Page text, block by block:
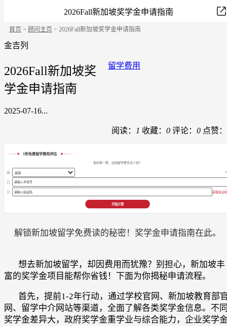
2026Fall新加坡奖学金申请指南
首页 > 顾问主页 > 2026Fall新加坡奖学金申请指南
金吉列
留学费用
2026Fall新加坡奖
学金申请指南
2025-07-16...
阅读： 1 收藏： 0 评论： 0 点赞：
3秒免费留学费用评估
提前算一算，出国留学要花多少钱？
获取验证
开始计算
解锁新加坡留学免费读的秘密！奖学金申请指南在此。
想去新加坡留学，却因费用而犹豫？别担心，新加坡丰
富的奖学金项目能帮你省钱！下面为你揭秘申请流程。
首先，提前1-2年行动，通过学校官网、新加坡教育部
网、留学中介网站等渠道，全面了解各类奖学金信息。不
奖学金差异大，政府奖学金重学业与综合能力，企业奖学